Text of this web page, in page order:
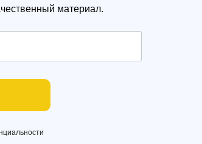
материал.